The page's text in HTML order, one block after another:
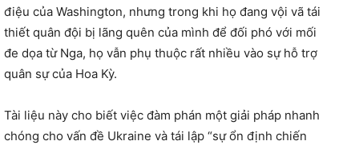
điệu của Washington, nhưng trong khi họ đang vội vã tái
thiết quân đội bị lãng quên của mình để đối phó với mối
đe dọa từ Nga, họ vẫn phụ thuộc rất nhiều vào sự hỗ trợ
quân sự của Hoa Kỳ.
Tài liệu này cho biết việc đàm phán một giải pháp nhanh
chóng cho vấn đề Ukraine và tái lập “sự ổn định chiến